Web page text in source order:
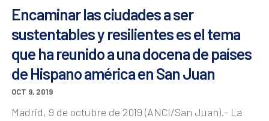
Encaminar las ciudades a ser
sustentables y resilientes es el tema
que ha reunido a una docena de países
de Hispano américa en San Juan
OCT 9, 2019
Madrid, 9 de octubre de 2019 (ANCI/San Juan).- La